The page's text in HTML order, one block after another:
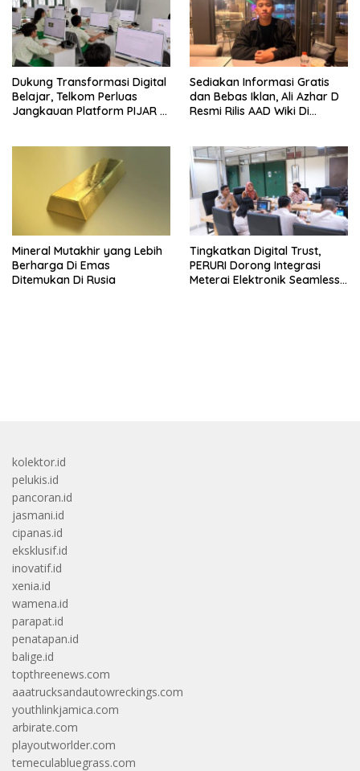
Dukung Transformasi Digital
Belajar, Telkom Perluas
Jangkauan Platform PIJAR Di
Sediakan Informasi Gratis
dan Bebas Iklan, Ali Azhar D
Resmi Rilis AAD Wiki Di
Mineral Mutakhir yang Lebih
Berharga Di Emas
Ditemukan Di Rusia
Tingkatkan Digital Trust,
PERURI Dorong Integrasi
Meterai Elektronik Seamless
kolektor.id
pelukis.id
pancoran.id
jasmani.id
cipanas.id
eksklusif.id
inovatif.id
xenia.id
wamena.id
parapat.id
penatapan.id
balige.id
topthreenews.com
aaatrucksandautowreckings.com
youthlinkjamica.com
arbirate.com
playoutworlder.com
temeculabluegrass.com